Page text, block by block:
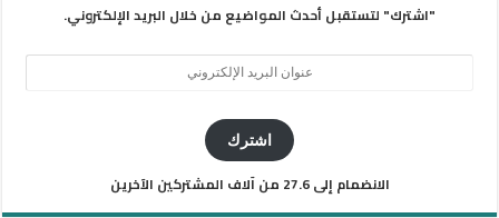
"اشترك" لتستقبل أحدث المواضيع من خلال البريد الإلكتروني.
اشترك
الانضمام إلى 27.6 من آلاف المشتركين الآخرين